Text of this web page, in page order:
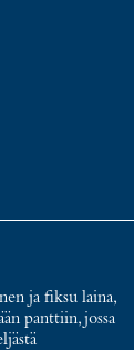
ja fiksu laina,
panttiin, jossa